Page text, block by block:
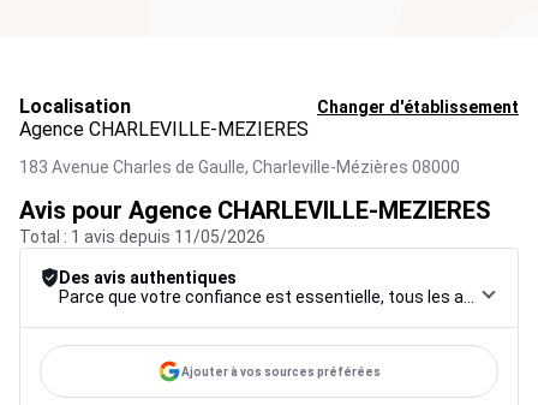
Localisation Changer d'établissement
Agence CHARLEVILLE-MEZIERES
183 Avenue Charles de Gaulle, Charleville-Mézières 08000
Avis pour Agence CHARLEVILLE-MEZIERES
Total : 1 avis depuis 11/05/2026
Des avis authentiques
Ajouter à vos sources préférées